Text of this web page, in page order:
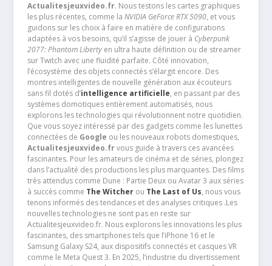
Actualitesjeuxvideo.fr. Nous testons les cartes graphiques
les plus récentes, comme la NVIDIA GeForce RTX 5090, et vous
guidons sur les choix à faire en matière de configurations
adaptées à vos besoins, qu’il s’agisse de jouer à Cyberpunk
2077: Phantom Libertyen ultra haute définition ou de streamer
sur Twitch avec une fluidité parfaite. Côté innovation,
l’écosystème des objets connectés s’élargit encore. Des
montres intelligentes de nouvelle génération aux écouteurs
sans fil dotés d’intelligence artificielle, en passant par des
systèmes domotiques entièrement automatisés, nous
explorons les technologies qui révolutionnent notre quotidien.
Que vous soyez intéressé par des gadgets comme les lunettes
connectées de Google ou les nouveaux robots domestiques,
Actualitesjeuxvideo.frvous guide à travers ces avancées
fascinantes. Pour les amateurs de cinéma et de séries, plongez
dans l’actualité des productions les plus marquantes. Des films
très attendus comme Dune : Partie Deux ou Avatar 3 aux séries
à succès comme The Witcherou The Last of Us, nous vous
tenons informés des tendances et des analyses critiques .Les
nouvelles technologies ne sont pas en reste sur
Actualitesjeuxvideo.fr. Nous explorons les innovations les plus
fascinantes, des smartphones tels que l’iPhone 16 et le
Samsung Galaxy S24, aux dispositifs connectés et casques VR
comme le Meta Quest 3. En 2025, l’industrie du divertissement